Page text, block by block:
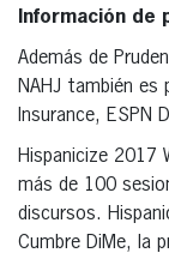
Información de
Además de
NAHJ también es
Insurance, ESPN
Hispanicize 2017
más de 100
discursos.
Cumbre DiMe, la